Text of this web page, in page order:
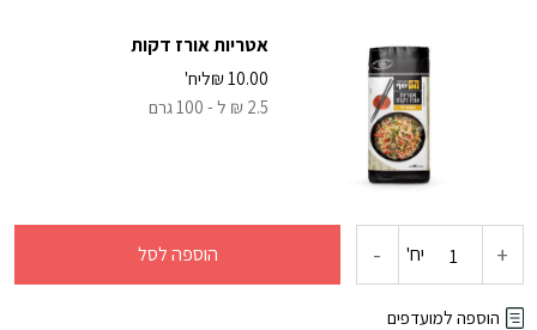
אטריות אורז דקות
₪10.00
ליח'
2.5 ₪ ל - 100 גרם
+ כמות
של
יח' - הוספה לסל
הוספה למועדפים